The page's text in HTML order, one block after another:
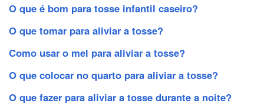
O que é bom para tosse infantil caseiro?
O que tomar para aliviar a tosse?
Como usar o mel para aliviar a tosse?
O que colocar no quarto para aliviar a tosse?
O que fazer para aliviar a tosse durante a noite?